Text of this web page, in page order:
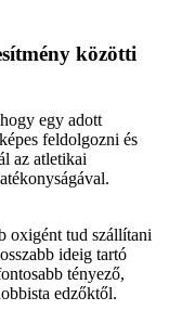
közötti
egy adott
feldolgozni és
az atletikai
oxigént tud szállítani
ideig tartó
tényező,
edzőktől.